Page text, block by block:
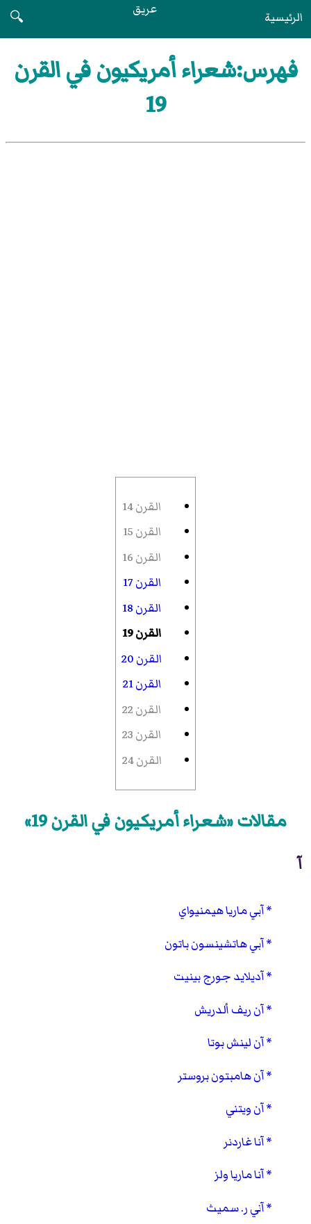
الرئيسية عريق
🔍
فهرس:شعراء أمريكيون في القرن
19
القرن 14
القرن 15
القرن 16
القرن 17
القرن 18
القرن 19
القرن 20
القرن 21
القرن 22
القرن 23
القرن 24
مقالات «شعراء أمريكيون في القرن 19»
آ
آبي ماريا هيمنيواي
آبي هاتشينسون باتون
آديلايد جورج بينيت
آن ريف ألدريش
آن لينش بوتا
آن هامبتون بروستر
آن ويتني
آنا غاردنر
آنا ماريا ولز
آني ر. سميث